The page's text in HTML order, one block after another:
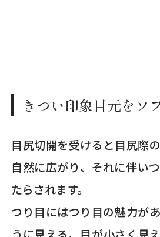
きつい印象目元をソ
目尻切開を受けると目尻際
自然に広がり、それに伴い
たらされます。
つり目にはつり目の魅力が